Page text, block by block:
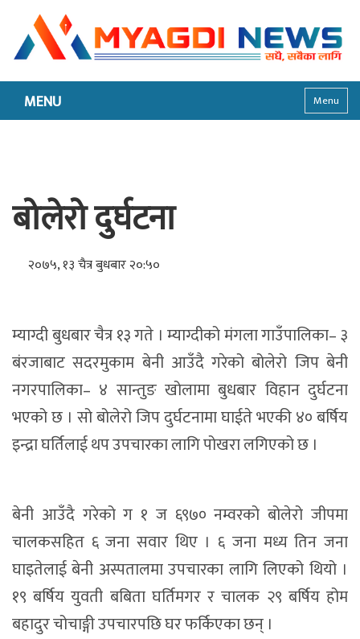
MENU Menu
बोलेरो दुर्घटना
२०७५, १३ चैत्र बुधबार २०:५०
म्याग्दी बुधबार चैत्र १३ गते । म्याग्दीको मंगला गाउँपालिका– ३
बंरजाबाट सदरमुकाम बेनी आउँदै गरेको बोलेरो जिप बेनी
नगरपालिका– ४ सान्तुङ खोलामा बुधबार विहान दुर्घटना
भएको छ । सो बोलेरो जिप दुर्घटनामा घाईते भएकी ४० बर्षिय
इन्द्रा घर्तिलाई थप उपचारका लागि पोखरा लगिएको छ ।
बेनी आउँदै गरेको ग १ ज ६९७० नम्वरको बोलेरो जीपमा
चालकसहित ६ जना सवार थिए । ६ जना मध्य तिन जना
घाइतेलाई बेनी अस्पतालमा उपचारका लागि लिएको थियो ।
१९ बर्षिय युवती बबिता घर्तिमगर र चालक २९ बर्षिय होम
बहादुर चोचाङ्गी उपचारपछि घर फर्किएका छन् ।